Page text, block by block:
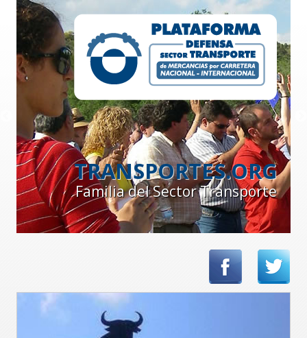
TRANSPORTES.ORG
Familia del Sector Transporte